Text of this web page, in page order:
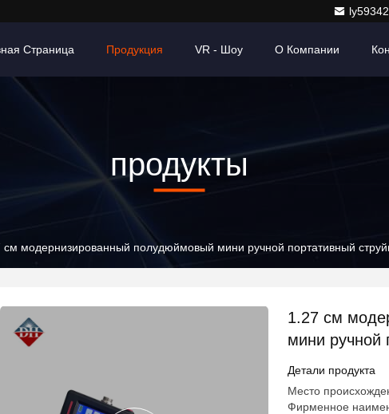
Страница Продукция VR - Шоу О Компании
продукты
см модернизированный полудюймовый мини ручной портативный
1.27 см
мини ручной
Детали продукта
Место
Фирменное